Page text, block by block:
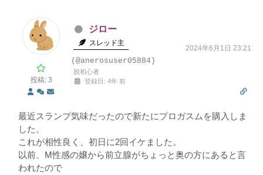
投稿: 3
ジロー
スレッド主
2024年6月1日 23:21
(@anerosuser05884)
脱初心者
登録日: 4年 前
最近スランプ気味だったので新たにプロガスムを購入しま
した。
これが相性良く、初日に2回イケました。
以前、M性感の嬢から前立腺がちょっと奥の方にあると言
われたので